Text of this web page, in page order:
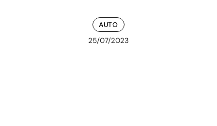
AUTO
25/07/2023